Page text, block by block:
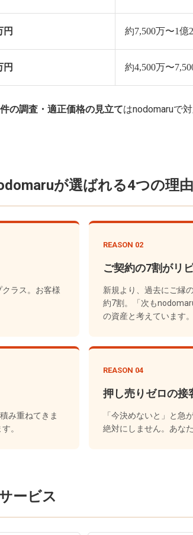
円 約7,500万〜1億
円 約4,500万〜
の調査・適正価格の見立てはnodomaruで
が選ばれる4つの理由
ラス。お客様
REASON 02
ご契約の7割がリ
新規より、過去にご縁
約7割。「次も
の資産と考えています。
み重ねてきま
。
REASON 04
押し売りゼロの接
「今決めないと」と急
絶対にしません。あな
ービス